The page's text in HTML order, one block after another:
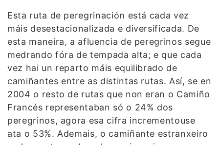
Esta ruta de peregrinación está cada vez
máis desestacionalizada e diversificada. De
esta maneira, a afluencia de peregrinos segue
medrando fóra de tempada alta; e que cada
vez hai un reparto máis equilibrado de
camiñantes entre as distintas rutas. Así, se en
2004 o resto de rutas que non eran o Camiño
Francés representaban só o 24% dos
peregrinos, agora esa cifra incrementouse
ata o 53%. Ademais, o camiñante estranxeiro